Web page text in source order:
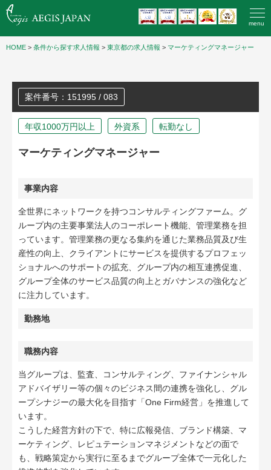
menu
HOME > 条件から探す求人情報 > 東京都の求人情報 > マーケティングマネージャー
案件番号：151995 / 083
年収1000万円以上 外資系 転勤なし
マーケティングマネージャー
事業内容
全世界にネットワークを持つコンサルティングファーム。グ
ループ内の主要事業法人のコーポレート機能、管理業務を担
っています。管理業務の更なる集約を通じた業務品質及び生
産性の向上、クライアントにサービスを提供するプロフェッ
ショナルへのサポートの拡充、グループ内の相互連携促進、
グループ全体のサービス品質の向上とガバナンスの強化など
に注力しています。
勤務地
職務内容
当グループは、監査、コンサルティング、ファイナンシャル
アドバイザリー等の個々のビジネス間の連携を強化し、グル
ープシナジーの最大化を目指す「One Firm経営」を推進して
います。
こうした経営方針の下で、特に広報発信、ブランド構築、マ
ーケティング、レピュテーションマネジメントなどの面で
も、戦略策定から実行に至るまでグループ全体で一元化した